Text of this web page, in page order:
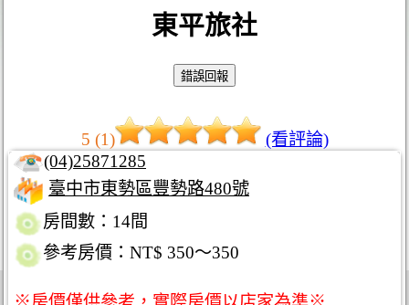
東平旅社
5 (1)
(看評論)
(04)25871285
臺中市東勢區豐勢路480號
房間數：14間
參考房價：NT$ 350～350